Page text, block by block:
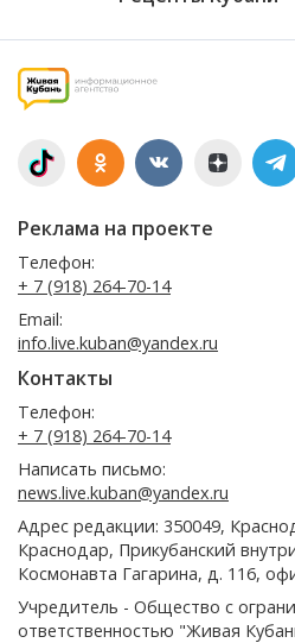
Реклама на проекте
Телефон:
+ 7 (918) 264-70-14
Email:
info.live.kuban@yandex.ru
Контакты
Телефон:
+ 7 (918) 264-70-14
Написать письмо:
news.live.kuban@yandex.ru
Адрес редакции: 350049,
Краснодар, Прикубанский
Космонавта Гагарина, д. 116,
Учредитель - Общество с
ответственностью "Живая